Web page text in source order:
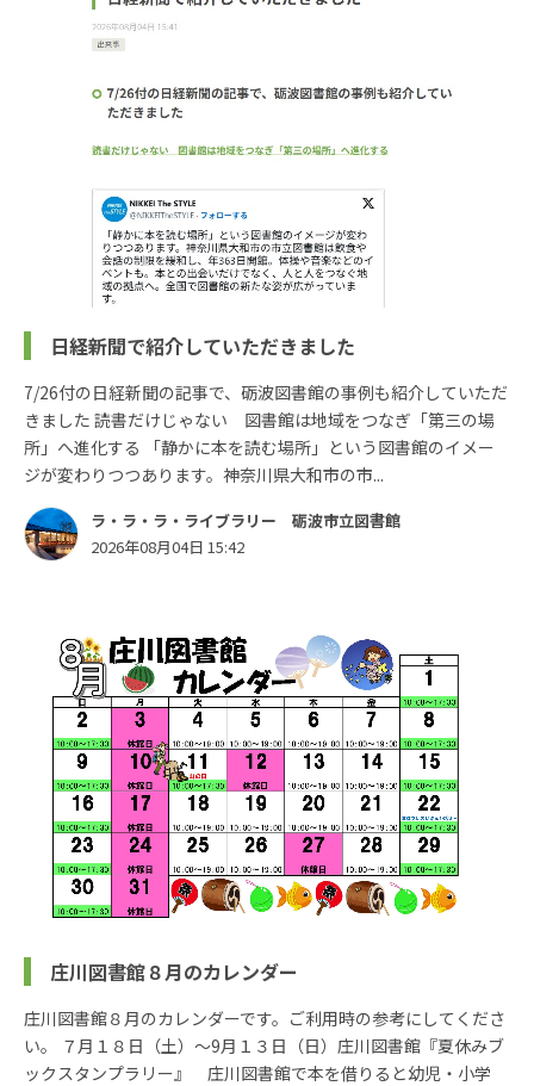
日経新聞で紹介していただきました
7/26付の日経新聞の記事で、砺波図書館の事例も紹介していただ
きました 読書だけじゃない 図書館は地域をつなぎ「第三の場
所」へ進化する 「静かに本を読む場所」という図書館のイメー
ジが変わりつつあります。神奈川県大和市の市...
ラ・ラ・ラ・ライブラリー 砺波市立図書館
2026年08月04日 15:42
庄川図書館８月のカレンダー
庄川図書館８月のカレンダーです。ご利用時の参考にしてくださ
い。 ７月１８日（土）～9月１３日（日）庄川図書館『夏休みブ
ックスタンプラリー』 庄川図書館で本を借りると幼児・小学